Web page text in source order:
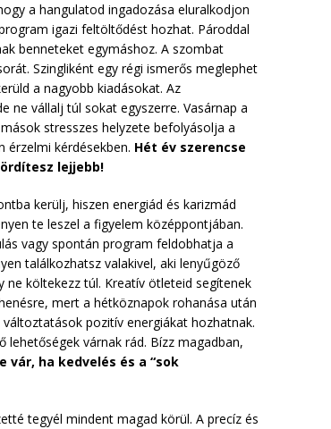
a hangulatod ingadozása eluralkodjon
igazi feltöltődést hozhat. Pároddal
benneteket egymáshoz. A szombat
Szingliként egy régi ismerős meglephet
a nagyobb kiadásokat. Az
vállalj túl sokat egyszerre. Vasárnap a
stresszes helyzete befolyásolja a
érzelmi kérdésekben. Hét év szerencse
lejjebb!
kerülj, hiszen energiád és karizmád
te leszel a figyelem középpontjában.
vagy spontán program feldobhatja a
találkozhatsz valakivel, aki lenyűgöző
ne költekezz túl. Kreatív ötleteid segítenek
mert a hétköznapok rohanása után
pozitív energiákat hozhatnak.
várnak rád. Bízz magadban,
vár, ha kedvelés és a “sok
tegyél mindent magad körül. A precíz és